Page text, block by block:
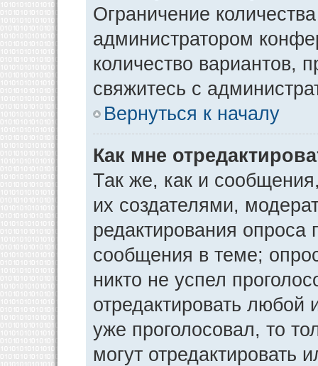
Ограничение
администратором
количество вариантов,
свяжитесь с
Вернуться к началу
Как мне
Так же, как и
их создателями,
редактирования опроса
сообщения в теме;
никто не успел
отредактировать любой
уже проголосовал, то
могут отредактировать